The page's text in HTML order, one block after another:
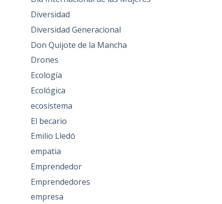
Diversidad
Diversidad Generacional
Don Quijote de la Mancha
Drones
Ecología
Ecológica
ecosistema
El becario
Emilio Lledó
empatia
Emprendedor
Emprendedores
empresa